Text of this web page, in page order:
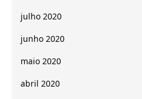
julho 2020
junho 2020
maio 2020
abril 2020